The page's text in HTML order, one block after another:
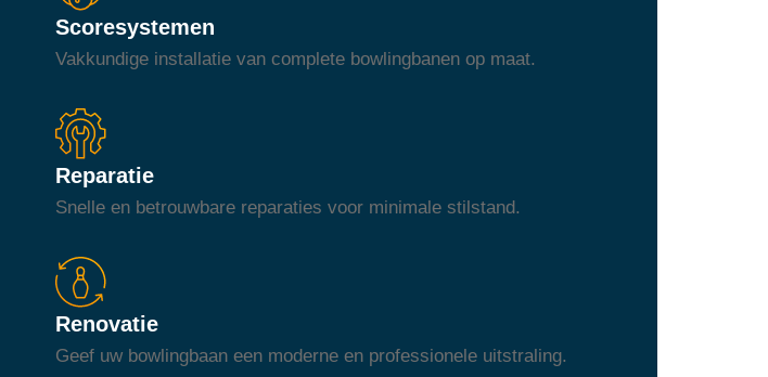
Scoresystemen
Vakkundige installatie van complete bowlingbanen op maat.
Reparatie
Snelle en betrouwbare reparaties voor minimale stilstand.
Renovatie
Geef uw bowlingbaan een moderne en professionele uitstraling.